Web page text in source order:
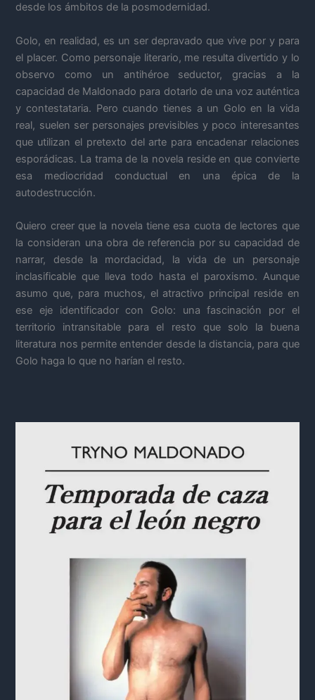
desde los ámbitos de la posmodernidad.
Golo, en realidad, es un ser depravado que vive por y para
el placer. Como personaje literario, me resulta divertido y lo
observo como un antihéroe seductor, gracias a la
capacidad de Maldonado para dotarlo de una voz auténtica
y contestataria. Pero cuando tienes a un Golo en la vida
real, suelen ser personajes previsibles y poco interesantes
que utilizan el pretexto del arte para encadenar relaciones
esporádicas. La trama de la novela reside en que convierte
esa mediocridad conductual en una épica de la
autodestrucción.
Quiero creer que la novela tiene esa cuota de lectores que
la consideran una obra de referencia por su capacidad de
narrar, desde la mordacidad, la vida de un personaje
inclasificable que lleva todo hasta el paroxismo. Aunque
asumo que, para muchos, el atractivo principal reside en
ese eje identificador con Golo: una fascinación por el
territorio intransitable para el resto que solo la buena
literatura nos permite entender desde la distancia, para que
Golo haga lo que no harían el resto.